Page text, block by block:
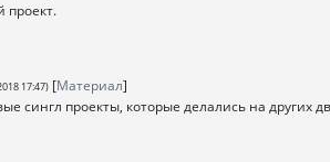
проект.
17:47) [Материал]
сингл проекты, которые делались на других